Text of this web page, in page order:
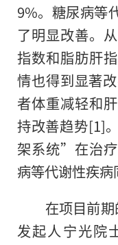
9%。糖尿病等
了明显改善。
指数和脂肪肝
情也得到显著
者体重减轻和
持改善趋势[1]
架系统”在治
病等代谢性疾病
在项目前
发起人宁光院